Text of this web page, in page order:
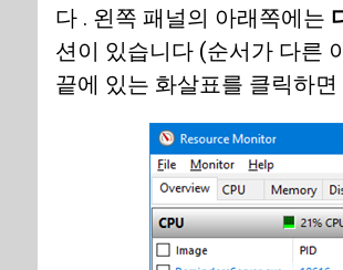
다 . 왼쪽 패널의 아래쪽에는
션이 있습니다 (순서가 다른
끝에 있는 화살표를 클릭하